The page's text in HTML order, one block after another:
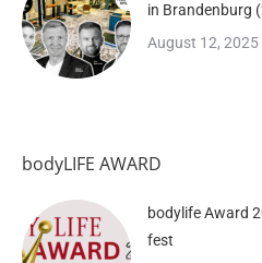
in Brandenburg
August 12, 2025
bodyLIFE AWARD
bodylife Award
fest